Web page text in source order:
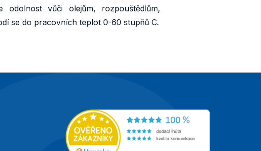
vůči olejům, rozpouštědlům,
se do pracovních teplot 0-60 stupňů C.